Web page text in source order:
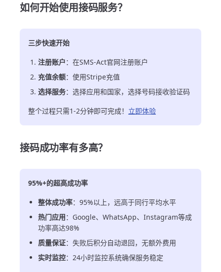
如何开始使用接码服务？
三步快速开始
注册账户：在SMS-Act官网注册账户
充值余额：使用Stripe充值
选择服务：选择应用和国家，选择号码接收验证码
整个过程只需1-2分钟即可完成！ 立即体验
接码成功率有多高？
95%+的超高成功率
整体成功率：95%以上，远高于同行平均水平
热门应用：Google、WhatsApp、Instagram等成
功率高达98%
质量保证：失败后积分自动退回，无额外费用
实时监控：24小时监控系统确保服务稳定